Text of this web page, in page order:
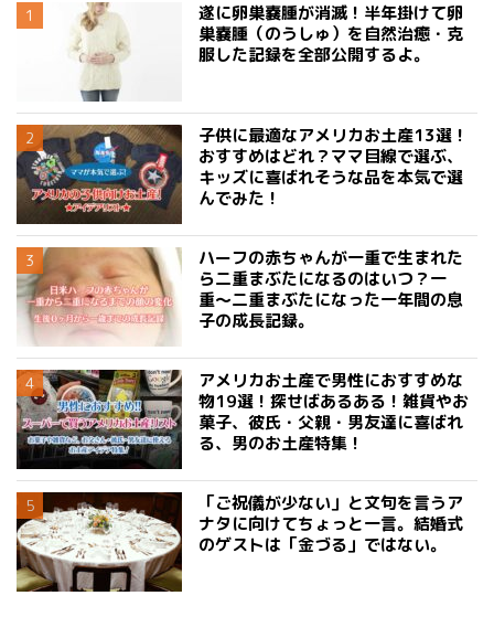
遂に卵巣嚢腫が消滅！半年掛けて卵
巣嚢腫（のうしゅ）を自然治癒・克
服した記録を全部公開するよ。
子供に最適なアメリカお土産13選！
おすすめはどれ？ママ目線で選ぶ、
キッズに喜ばれそうな品を本気で選
んでみた！
ハーフの赤ちゃんが一重で生まれた
ら二重まぶたになるのはいつ？一
重〜二重まぶたになった一年間の息
子の成長記録。
アメリカお土産で男性におすすめな
物19選！探せばあるある！雑貨やお
菓子、彼氏・父親・男友達に喜ばれ
る、男のお土産特集！
「ご祝儀が少ない」と文句を言うア
ナタに向けてちょっと一言。結婚式
のゲストは「金づる」ではない。